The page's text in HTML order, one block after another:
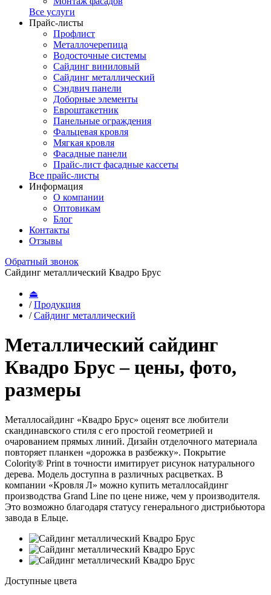
Все услуги
Прайс-листы
Профлист
Металлочерепица
Водосточные системы
Сайдинг виниловый
Сайдинг металлический
Сэндвич панели
Доборные элементы
Евроштакетник
Панельные ограждения
Фальцевая кровля
Мягкая кровля
Фасадные панели
Прайс-лист фасадные кассеты
Все прайс-листы
Информация
О компании
Оптовикам
Блог
Контакты
Отзывы
Обратный звонок
Сайдинг металлический Квадро Брус
⏏
/Продукция
/Сайдинг металлический
Металлический сайдинг
Квадро Брус – цены, фото,
размеры
Металлосайдинг «Квадро Брус» оценят все любители
скандинавского стиля с его простой геометрией и
очарованием прямых линий. Дизайн отделочного материала
повторяет планкен «дорожка в разбежку». Покрытие
Colority® Print в точности имитирует рисунок натурального
дерева. Модель доступна в различных расцветках. В
компании «Кровля Л» можно купить металлосайдинг
производства Grand Line по цене ниже, чем у производителя.
Это возможно благодаря статусу генерального дистрибьютора
завода в Ельце.
Доступные цвета